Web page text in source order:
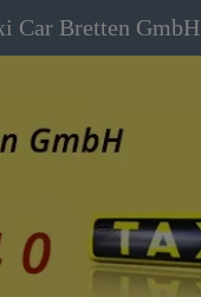
Car Bretten GmbH